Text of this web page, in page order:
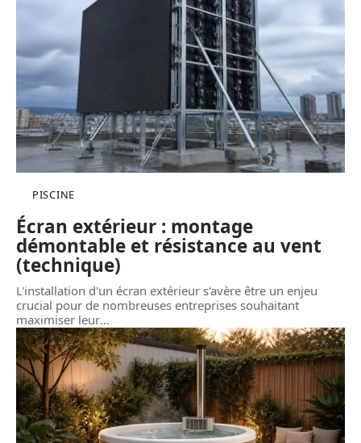
PISCINE
Écran extérieur : montage
démontable et résistance au vent
(technique)
L'installation d'un écran extérieur s'avère être un enjeu
crucial pour de nombreuses entreprises souhaitant
maximiser leur…